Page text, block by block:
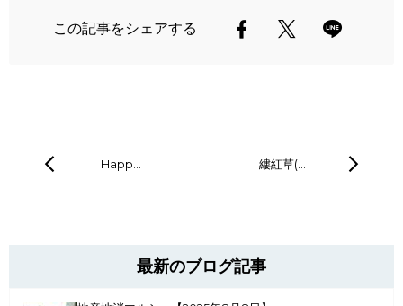
この記事をシェアする
Happ… 縷紅草(…
最新のブログ記事